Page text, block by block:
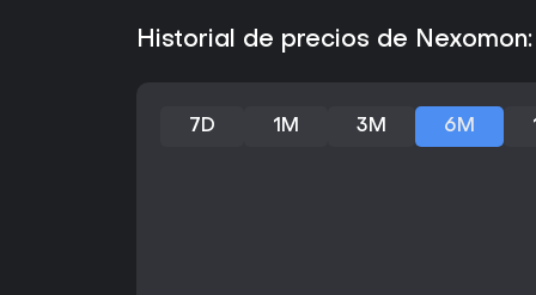
Historial de precios de
7D 1M 3M 6M